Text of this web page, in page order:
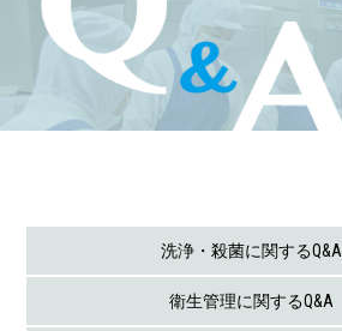
洗浄・殺菌に関するQ&A
衛生管理に関するQ&A